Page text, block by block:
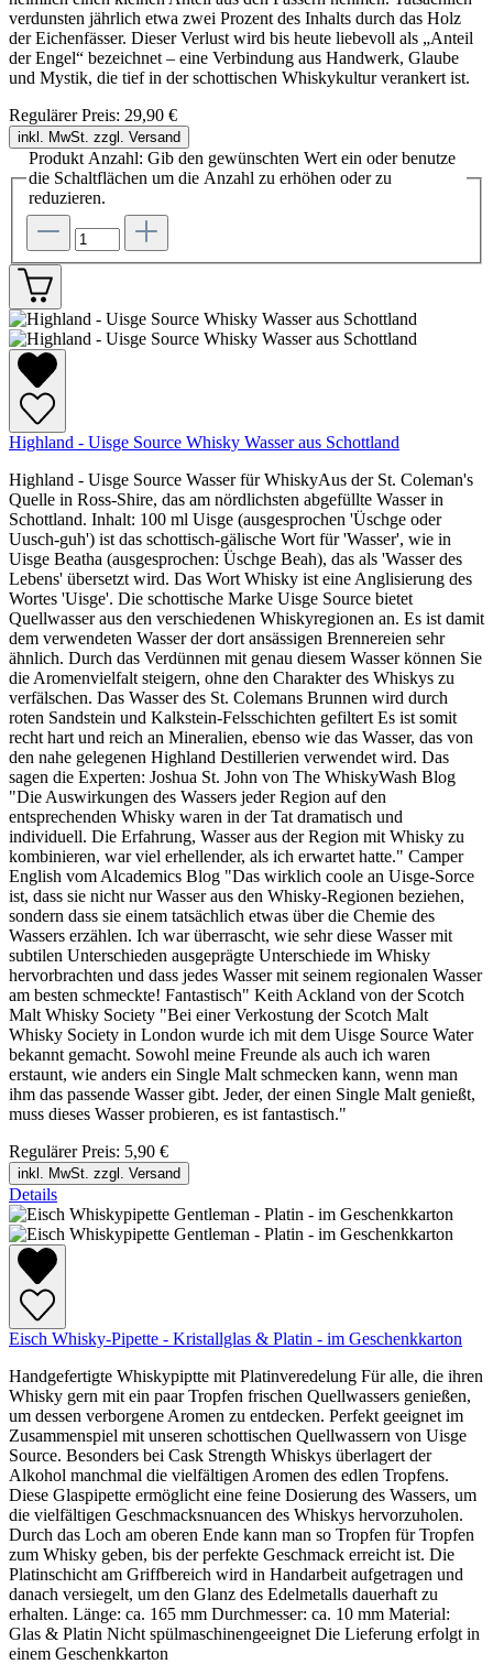
verdunsten jährlich etwa zwei Prozent des Inhalts durch das Holz
der Eichenfässer. Dieser Verlust wird bis heute liebevoll als „Anteil
der Engel“ bezeichnet – eine Verbindung aus Handwerk, Glaube
und Mystik, die tief in der schottischen Whiskykultur verankert ist.
Regulärer Preis: 29,90 €
inkl. MwSt. zzgl. Versand
Produkt Anzahl: Gib den gewünschten Wert ein oder benutze
die Schaltflächen um die Anzahl zu erhöhen oder zu
reduzieren.
Highland - Uisge Source Whisky Wasser aus Schottland
Highland - Uisge Source Wasser für WhiskyAus der St. Coleman's
Quelle in Ross-Shire, das am nördlichsten abgefüllte Wasser in
Schottland. Inhalt: 100 ml Uisge (ausgesprochen 'Üschge oder
Uusch-guh') ist das schottisch-gälische Wort für 'Wasser', wie in
Uisge Beatha (ausgesprochen: Üschge Beah), das als 'Wasser des
Lebens' übersetzt wird. Das Wort Whisky ist eine Anglisierung des
Wortes 'Uisge'. Die schottische Marke Uisge Source bietet
Quellwasser aus den verschiedenen Whiskyregionen an. Es ist damit
dem verwendeten Wasser der dort ansässigen Brennereien sehr
ähnlich. Durch das Verdünnen mit genau diesem Wasser können Sie
die Aromenvielfalt steigern, ohne den Charakter des Whiskys zu
verfälschen. Das Wasser des St. Colemans Brunnen wird durch
roten Sandstein und Kalkstein-Felsschichten gefiltert Es ist somit
recht hart und reich an Mineralien, ebenso wie das Wasser, das von
den nahe gelegenen Highland Destillerien verwendet wird. Das
sagen die Experten: Joshua St. John von The WhiskyWash Blog
"Die Auswirkungen des Wassers jeder Region auf den
entsprechenden Whisky waren in der Tat dramatisch und
individuell. Die Erfahrung, Wasser aus der Region mit Whisky zu
kombinieren, war viel erhellender, als ich erwartet hatte." Camper
English vom Alcademics Blog "Das wirklich coole an Uisge-Sorce
ist, dass sie nicht nur Wasser aus den Whisky-Regionen beziehen,
sondern dass sie einem tatsächlich etwas über die Chemie des
Wassers erzählen. Ich war überrascht, wie sehr diese Wasser mit
subtilen Unterschieden ausgeprägte Unterschiede im Whisky
hervorbrachten und dass jedes Wasser mit seinem regionalen Wasser
am besten schmeckte! Fantastisch" Keith Ackland von der Scotch
Malt Whisky Society "Bei einer Verkostung der Scotch Malt
Whisky Society in London wurde ich mit dem Uisge Source Water
bekannt gemacht. Sowohl meine Freunde als auch ich waren
erstaunt, wie anders ein Single Malt schmecken kann, wenn man
ihm das passende Wasser gibt. Jeder, der einen Single Malt genießt,
muss dieses Wasser probieren, es ist fantastisch."
Regulärer Preis: 5,90 €
inkl. MwSt. zzgl. Versand
Details
Eisch Whisky-Pipette - Kristallglas & Platin - im Geschenkkarton
Handgefertigte Whiskypiptte mit Platinveredelung Für alle, die ihren
Whisky gern mit ein paar Tropfen frischen Quellwassers genießen,
um dessen verborgene Aromen zu entdecken. Perfekt geeignet im
Zusammenspiel mit unseren schottischen Quellwassern von Uisge
Source. Besonders bei Cask Strength Whiskys überlagert der
Alkohol manchmal die vielfältigen Aromen des edlen Tropfens.
Diese Glaspipette ermöglicht eine feine Dosierung des Wassers, um
die vielfältigen Geschmacksnuancen des Whiskys hervorzuholen.
Durch das Loch am oberen Ende kann man so Tropfen für Tropfen
zum Whisky geben, bis der perfekte Geschmack erreicht ist. Die
Platinschicht am Griffbereich wird in Handarbeit aufgetragen und
danach versiegelt, um den Glanz des Edelmetalls dauerhaft zu
erhalten. Länge: ca. 165 mm Durchmesser: ca. 10 mm Material:
Glas & Platin Nicht spülmaschinengeeignet Die Lieferung erfolgt in
einem Geschenkkarton